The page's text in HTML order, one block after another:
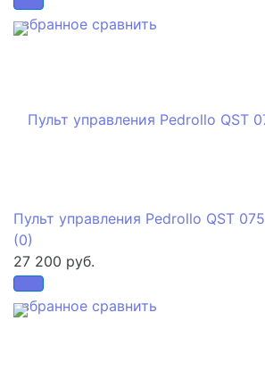
избранное сравнить
избранное сравнить
Пульт управления Pedrollo QST 075
(0)
27 200 руб.